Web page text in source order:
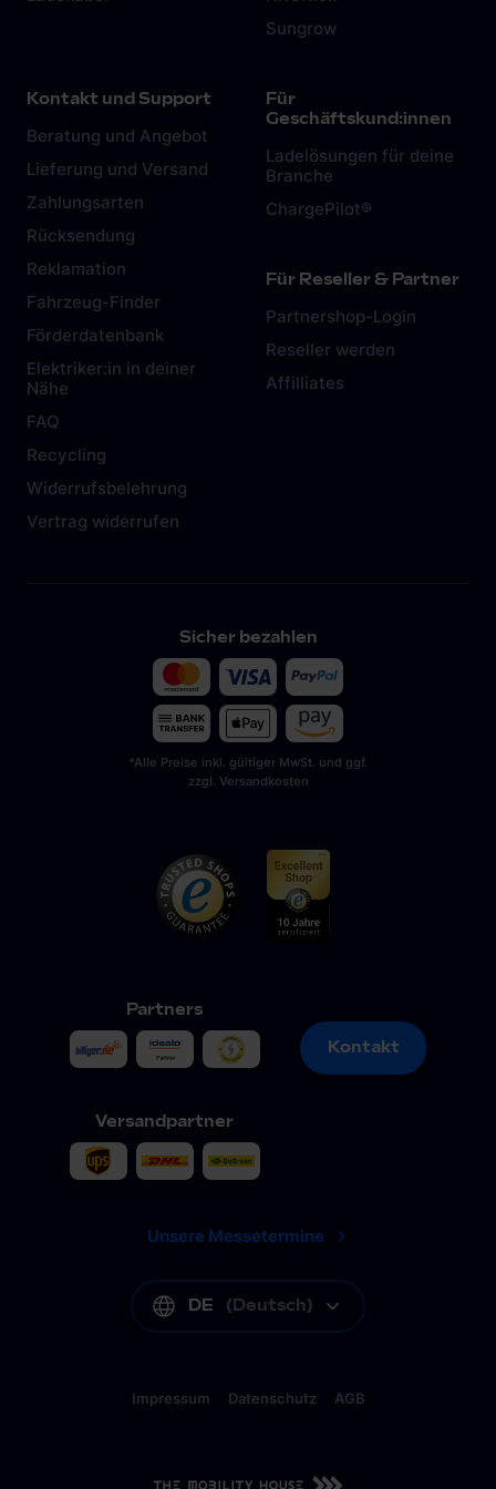
Sungrow
Kontakt und Support
Beratung und Angebot
Lieferung und Versand
Zahlungsarten
Rücksendung
Reklamation
Fahrzeug-Finder
Förderdatenbank
Elektriker:in in deiner
Nähe
FAQ
Recycling
Widerrufsbelehrung
Vertrag widerrufen
Für
Geschäftskund:innen
Ladelösungen für deine
Branche
ChargePilot®
Für Reseller & Partner
Partnershop-Login
Reseller werden
Affilliates
Sicher bezahlen
*Alle Preise inkl. gültiger MwSt. und ggf.
zzgl. Versandkosten
Partners
Versandpartner
Kontakt
Kontakt
Unsere Messetermine
DE (Deutsch)
Impressum Datenschutz AGB